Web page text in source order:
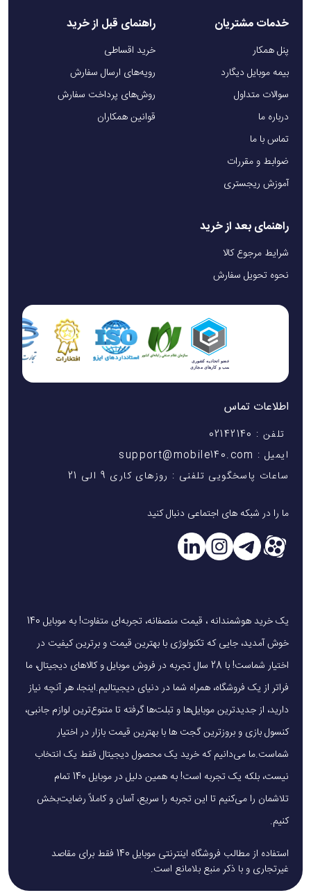
خدمات مشتریان
پنل همکار
بیمه موبایل دیگارد
سوالات متداول
درباره ما
تماس با ما
ضوابط و مقررات
آموزش ریجستری
راهنمای قبل از خرید
خرید اقساطی
رویه‌های ارسال سفارش
روش‌های پرداخت سفارش
قوانین همکاران
راهنمای بعد از خرید
شرایط مرجوع کالا
نحوه تحویل سفارش
اطلاعات تماس
تلفن : 02142140
ایمیل : support@mobile140.com
ساعات پاسخگویی تلفنی : روزهای کاری 9 الی 21
ما را در شبکه های اجتماعی دنبال کنید
یک خرید هوشمندانه ، قیمت منصفانه، تجربه‌ای متفاوت! به موبایل 140
خوش آمدید، جایی که تکنولوژی با بهترین قیمت و برترین کیفیت در
اختیار شماست! با 28 سال تجربه در فروش موبایل و کالاهای دیجیتال، ما
فراتر از یک فروشگاه، همراه شما در دنیای دیجیتالیم.اینجا، هر آنچه نیاز
دارید، از جدیدترین موبایل‌ها و تبلت‌ها گرفته تا متنوع‌ترین لوازم جانبی،
کنسول بازی و بروزترین گجت ها با بهترین قیمت بازار در اختیار
شماست.ما می‌دانیم که خرید یک محصول دیجیتال فقط یک انتخاب
نیست، بلکه یک تجربه است! به همین دلیل در موبایل 140 تمام
تلاشمان را می‌کنیم تا این تجربه را سریع، آسان و کاملاً رضایت‌بخش
کنیم.
استفاده از مطالب فروشگاه اینترنتی موبایل 140 فقط برای مقاصد
غیرتجاری و با ذکر منبع بلامانع است.